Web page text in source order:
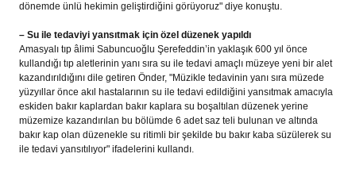
dönemde ünlü hekimin geliştirdiğini görüyoruz" diye konuştu.
– Su ile tedaviyi yansıtmak için özel düzenek yapıldı
Amasyalı tıp âlimi Sabuncuoğlu Şerefeddin’in yaklaşık 600 yıl önce
kullandığı tıp aletlerinin yanı sıra su ile tedavi amaçlı müzeye yeni bir alet
kazandırıldığını dile getiren Önder, "Müzikle tedavinin yanı sıra müzede
yüzyıllar önce akıl hastalarının su ile tedavi edildiğini yansıtmak amacıyla
eskiden bakır kaplardan bakır kaplara su boşaltılan düzenek yerine
müzemize kazandırılan bu bölümde 6 adet saz teli bulunan ve altında
bakır kap olan düzenekle su ritimli bir şekilde bu bakır kaba süzülerek su
ile tedavi yansıtılıyor" ifadelerini kullandı.